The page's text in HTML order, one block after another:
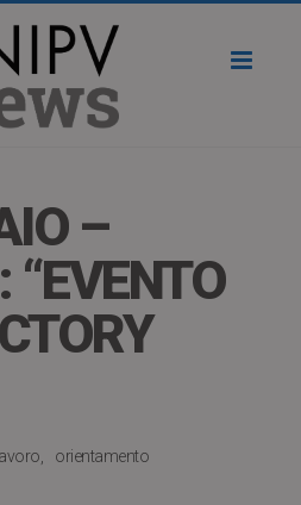
–
lavoro orientamento